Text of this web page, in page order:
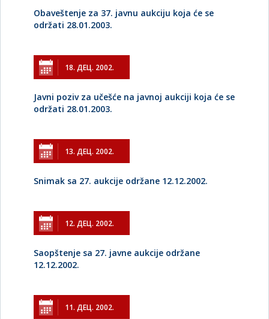
Obaveštenje za 37. javnu aukciju koja će se
održati 28.01.2003.
18. ДЕЦ. 2002.
Javni poziv za učešće na javnoj aukciji koja će se
održati 28.01.2003.
13. ДЕЦ. 2002.
Snimak sa 27. aukcije održane 12.12.2002.
12. ДЕЦ. 2002.
Saopštenje sa 27. javne aukcije održane
12.12.2002.
11. ДЕЦ. 2002.